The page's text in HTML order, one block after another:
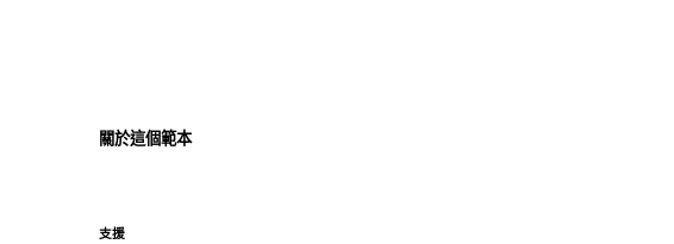
關於這個範本
支援